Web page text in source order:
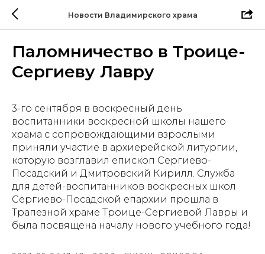
Новости Владимирского храма
Паломничество в Троице-
Сергиеву Лавру
3-го сентября в воскресный день
воспитанники воскресной школы нашего
храма с сопровождающими взрослыми
приняли участие в архиерейской литургии,
которую возглавил епископ Сергиево-
Посадский и Дмитровский Кирилл. Служба
для детей-воспитанников воскресных школ
Сергиево-Посадской епархии прошла в
Трапезной храме Троице-Сергиевой Лавры и
была посвящена началу нового учебного года!